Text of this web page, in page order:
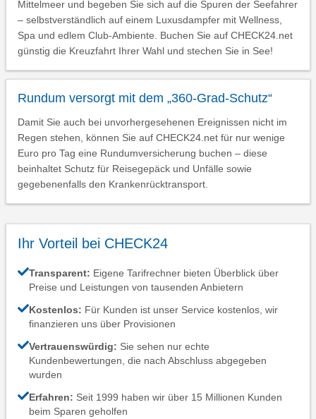
Mittelmeer und begeben Sie sich auf die Spuren der Seefahrer
– selbstverständlich auf einem Luxusdampfer mit Wellness,
Spa und edlem Club-Ambiente. Buchen Sie auf CHECK24.net
günstig die Kreuzfahrt Ihrer Wahl und stechen Sie in See!
Rundum versorgt mit dem „360-Grad-Schutz“
Damit Sie auch bei unvorhergesehenen Ereignissen nicht im
Regen stehen, können Sie auf CHECK24.net für nur wenige
Euro pro Tag eine Rundumversicherung buchen – diese
beinhaltet Schutz für Reisegepäck und Unfälle sowie
gegebenenfalls den Krankenrücktransport.
Ihr Vorteil bei CHECK24
Transparent: Eigene Tarifrechner bieten Überblick über
Preise und Leistungen von tausenden Anbietern
Kostenlos: Für Kunden ist unser Service kostenlos, wir
finanzieren uns über Provisionen
Vertrauenswürdig: Sie sehen nur echte
Kundenbewertungen, die nach Abschluss abgegeben
wurden
Erfahren: Seit 1999 haben wir über 15 Millionen Kunden
beim Sparen geholfen